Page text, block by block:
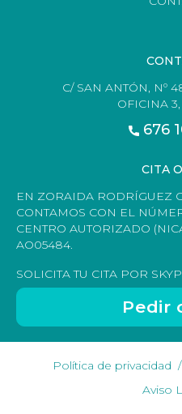
C/ SAN ANTÓN, Nº
OFICINA
676
CITA
EN ZORAIDA RODRÍGUEZ
CONTAMOS CON EL
CENTRO AUTORIZADO
AO05484.
SOLICITA TU CITA POR
Pedir
Política de privacidad
Aviso